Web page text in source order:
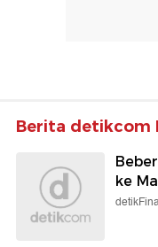
Berita detikcom
ke